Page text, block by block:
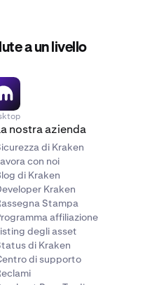
a un livello
nostra azienda
di Kraken
con noi
di Kraken
Kraken
Stampa
affiliazione
degli asset
di Kraken
di supporto